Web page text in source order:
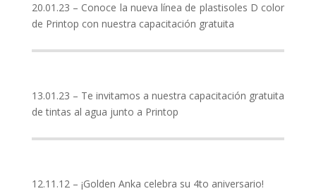
20.01.23 – Conoce la nueva línea de plastisoles D color
de Printop con nuestra capacitación gratuita
13.01.23 – Te invitamos a nuestra capacitación gratuita
de tintas al agua junto a Printop
12.11.12 – ¡Golden Anka celebra su 4to aniversario!